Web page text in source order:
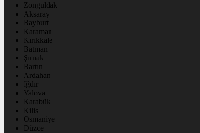
Zonguldak
Aksaray
Bayburt
Karaman
Kırıkkale
Batman
Şırnak
Bartın
Ardahan
Iğdır
Yalova
Karabük
Kilis
Osmaniye
Düzce